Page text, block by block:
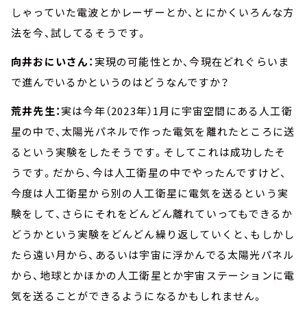
しゃっていた電波とかレーザーとか、とにかくいろんな方
法を今、試してるそうです。
向井おにいさん： 実現の可能性とか、今現在どれぐらいま
で進んでいるかというのはどうなんですか？
荒井先生：実は今年（2023年）1月に宇宙空間にある人工衛
星の中で、太陽光パネルで作った電気を離れたところに送
るという実験をしたそうです。そしてこれは成功したそ
うです。だから、今は人工衛星の中でやったんですけど、
今度は人工衛星から別の人工衛星に電気を送るという実
験をして、さらにそれをどんどん離れていってもできるか
どうかという実験をどんどん繰り返していくと、もしかし
たら遠い月から、あるいは宇宙に浮かんでる太陽光パネル
から、地球とかほかの人工衛星とか宇宙ステーションに電
気を送ることができるようになるかもしれません。